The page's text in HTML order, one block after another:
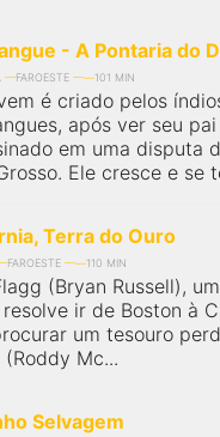
- A Pontaria do
FAROESTE 101 MIN
é criado pelos
após ver seu
em uma disputa
Ele cresce e se
Terra do Ouro
FAROESTE 110 MIN
(Bryan Russell),
resolve ir de Boston à
um tesouro
Mc...
Selvagem